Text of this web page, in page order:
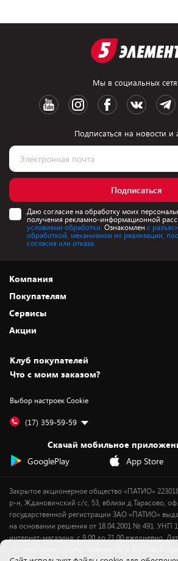
Мы в социальных
Подписаться на новости и
Подписаться
Даю согласие на обработку моих
получения рекламно-информационной
условиями обработки. Ознакомлен с
обработкой, механизмом их реализации,
согласия или отказа.
Компания
О нас
Адреса магазинов
Новости
Статьи и обзоры
Вакансии
Дай пять добру!
Покупателям
Как сделать заказ
Оплата и доставка
Безналичный расчёт
Обмен и возврат товара
Обработка персональных данных
Подарочные карты
Сервисы
Установка техники
Для игровых консолей
Для мобильных устройств
Для компьютеров
Сервисные центры
Акции
Скидки и промокоды
Белорусские товары
Бонусы
Оплата частями
Новинки
Клуб покупателей
Что с моим заказом?
Выбор настроек Cookie
(17) 359-59-59
Скачай мобильное
GooglePlay
App Store
Закрытое акционерное общество «ПАТИО»
р-н, Ждановичский с/с, 53, вблизи д.Тарасово,
государственной регистрации ЗАО «ПАТИО»
на основании решения от 18.04.2001 № 491. УНП
интернет-магазина: с 9.00 до 21.00 ежедневно.
об интернет-магазине 5element.by в Торговый